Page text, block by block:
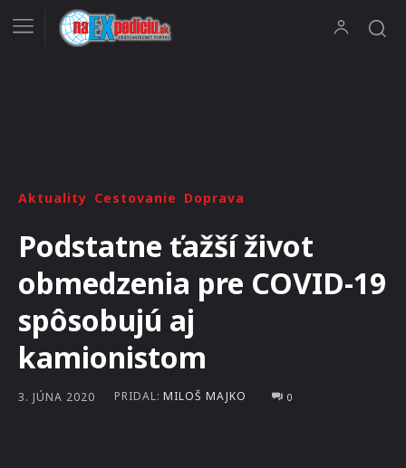
Aktuality Cestovanie Doprava
Podstatne ťažší život
obmedzenia pre COVID-19
spôsobujú aj
kamionistom
3. JÚNA 2020 PRIDAL: MILOŠ MAJKO 0